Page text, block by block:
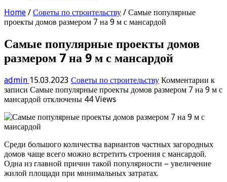
Home / Советы по строительству / Самые популярные
проекты домов размером 7 на 9 м с мансардой
Самые популярные проекты домов
размером 7 на 9 м с мансардой
admin 15.03.2023 Советы по строительству Комментарии к
записи Самые популярные проекты домов размером 7 на 9 м с
мансардой отключены 44 Views
Среди большого количества вариантов частных загородных
домов чаще всего можно встретить строения с мансардой.
Одна из главной причин такой популярности – увеличение
жилой площади при минимальных затратах.